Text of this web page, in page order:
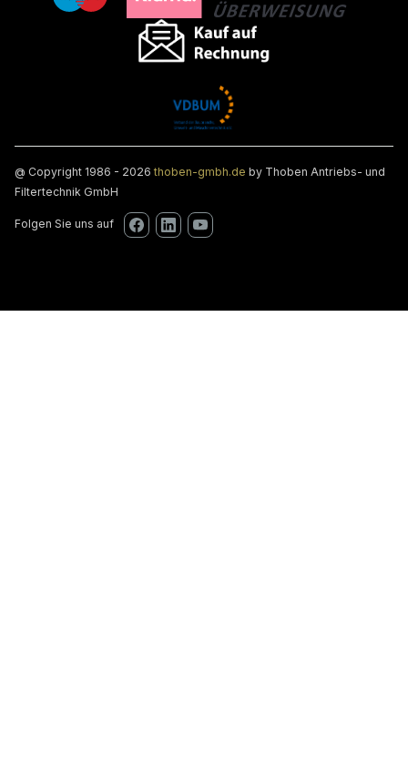
@ Copyright 1986 - 2026thoben-gmbh.de by Thoben Antriebs- und
Filtertechnik GmbH
Folgen Sie uns auf